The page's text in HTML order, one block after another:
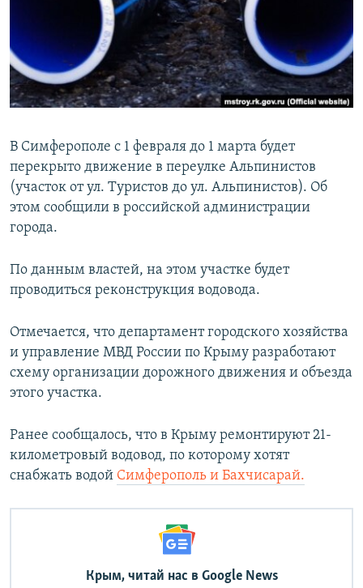
ПОБЕДИТЕЛЕЙ НЕ СУДЯТ?
КРЫМ.НЕПОКОРЕННЫЙ
ELIFBE
УКРАИНСКАЯ ПРОБЛЕМА КРЫМА
ПРИСОЕДИНЯЙТЕСЬ!
В Симферополе с 1 февраля до 1 марта будет
перекрыто движение в переулке Альпинистов
(участок от ул. Туристов до ул. Альпинистов). Об
этом сообщили в российской администрации
города.
По данным властей, на этом участке будет
проводиться реконструкция водовода.
Отмечается, что департамент городского хозяйства
и управление МВД России по Крыму разработают
схему организации дорожного движения и объезда
этого участка.
Ранее сообщалось, что в Крыму ремонтируют 21-
километровый водовод, по которому хотят
снабжать водой Симферополь и Бахчисарай.
Крым, читай нас в Google News